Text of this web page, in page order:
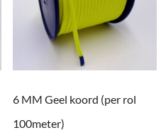
6 MM Geel koord (per rol
100meter)